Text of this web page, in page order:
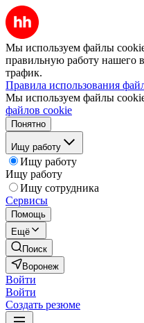
Мы используем файлы
правильную работу нашего
трафик.
Правила использования
Мы используем файлы
файлов cookie
Понятно
Ищу работу
Ищу работу
Ищу работу
Ищу сотрудника
Сервисы
Помощь
Ещё
Поиск
Воронеж
Войти
Войти
Создать резюме